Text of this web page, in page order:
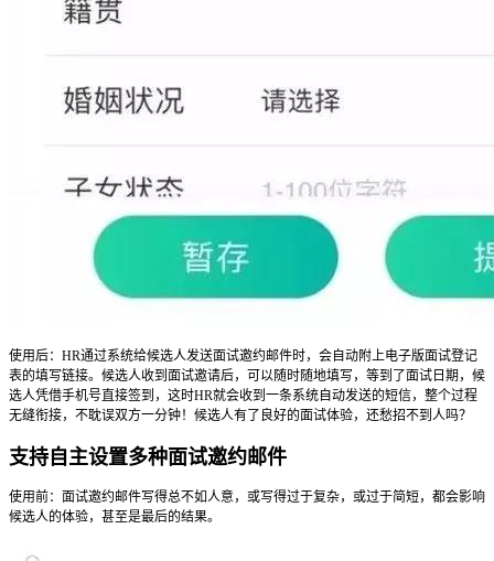
使用后：HR通过系统给候选人发送面试邀约邮件时，会自动附上电子版面试登记
表的填写链接。候选人收到面试邀请后，可以随时随地填写，等到了面试日期，候
选人凭借手机号直接签到，这时HR就会收到一条系统自动发送的短信，整个过程
无缝衔接，不耽误双方一分钟！候选人有了良好的面试体验，还愁招不到人吗？
支持自主设置多种面试邀约邮件
使用前：面试邀约邮件写得总不如人意，或写得过于复杂，或过于简短，都会影响
候选人的体验，甚至是最后的结果。